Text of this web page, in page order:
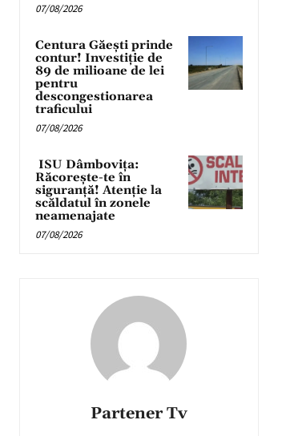
07/08/2026
Centura Găești prinde
contur! Investiție de
89 de milioane de lei
pentru
descongestionarea
traficului
07/08/2026
ISU Dâmbovița:
Răcorește-te în
siguranță! Atenție la
scăldatul în zonele
neamenajate
07/08/2026
Partener Tv